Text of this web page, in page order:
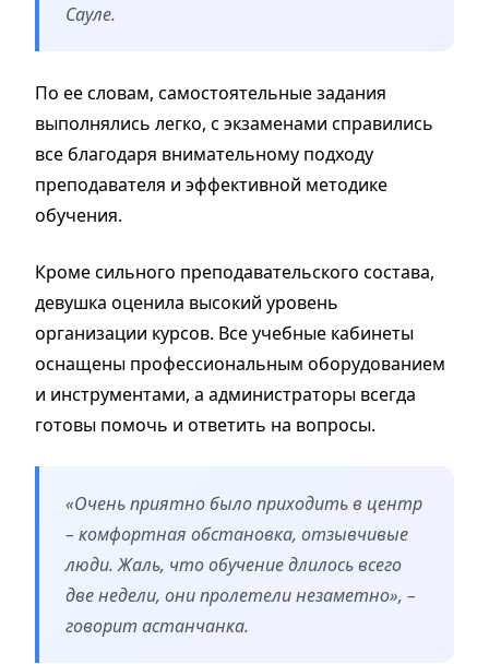
Сауле.
По ее словам, самостоятельные задания
выполнялись легко, с экзаменами справились
все благодаря внимательному подходу
преподавателя и эффективной методике
обучения.
Кроме сильного преподавательского состава,
девушка оценила высокий уровень
организации курсов. Все учебные кабинеты
оснащены профессиональным оборудованием
и инструментами, а администраторы всегда
готовы помочь и ответить на вопросы.
«Очень приятно было приходить в центр
– комфортная обстановка, отзывчивые
люди. Жаль, что обучение длилось всего
две недели, они пролетели незаметно», –
говорит астанчанка.